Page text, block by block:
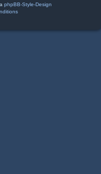
phpBB-Style-Design